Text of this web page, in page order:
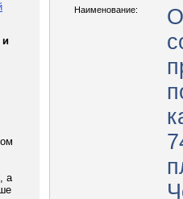
а
Наименование: